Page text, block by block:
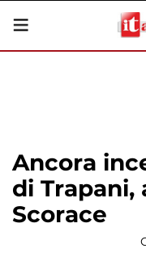
Ancora
di Trapani,
Scorace